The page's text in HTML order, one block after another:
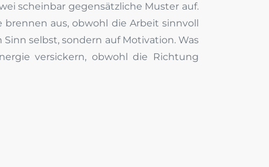
scheinbar gegensätzliche Muster auf.
aus, obwohl die Arbeit sinnvoll
selbst, sondern auf Motivation. Was
versickern, obwohl die Richtung